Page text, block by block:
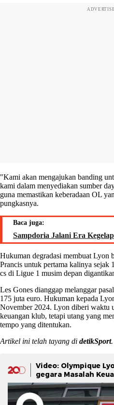
"Kami akan mengajukan banding
kami dalam menyediakan sumber
guna memastikan keberadaan OL
pungkasnya.
Baca juga:
Sampdoria Jalani Era
Hukuman degradasi membuat Lyon
Prancis untuk pertama kalinya sejak
cs di Ligue 1 musim depan
Les Gones dianggap melanggar
175 juta euro. Hukuman kepada
November 2024. Lyon diberi waktu
keuangan klub, tetapi utang yang
tempo yang ditentukan.
Artikel ini telah tayang di detikSport
Video: Olympique
gegara Masalah